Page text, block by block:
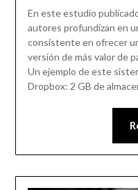
En este estudio
autores profundizan en
consistente en ofrecer
versión de más valor de
Un ejemplo de este
Dropbox: 2 GB de